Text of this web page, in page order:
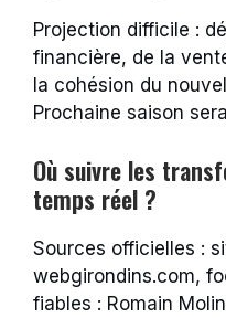
Projection difficile :
financière, de la
la cohésion du
Prochaine saison
Où suivre les
temps réel ?
Sources officielles :
webgirondins.com,
fiables : Romain